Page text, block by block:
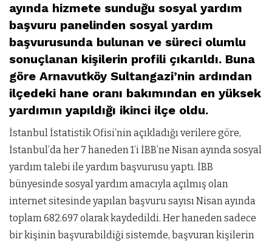
ayında hizmete sunduğu sosyal yardım
başvuru panelinden sosyal yardım
başvurusunda bulunan ve süreci olumlu
sonuçlanan kişilerin profili çıkarıldı. Buna
göre Arnavutköy Sultangazi’nin ardından
ilçedeki hane oranı bakımından en yüksek
yardımın yapıldığı ikinci ilçe oldu.
İstanbul İstatistik Ofisi’nin açıkladığı verilere göre,
İstanbul’da her 7 haneden 1’i İBB’ne Nisan ayında sosyal
yardım talebi ile yardım başvurusu yaptı. İBB
bünyesinde sosyal yardım amacıyla açılmış olan
internet sitesinde yapılan başvuru sayısı Nisan ayında
toplam 682.697 olarak kaydedildi. Her haneden sadece
bir kişinin başvurabildiği sistemde, başvuran kişilerin